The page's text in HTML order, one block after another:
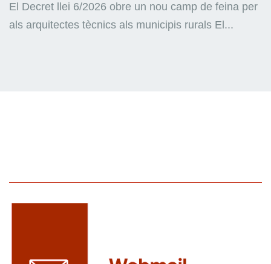
El Decret llei 6/2026 obre un nou camp de feina per
als arquitectes tècnics als municipis rurals El...